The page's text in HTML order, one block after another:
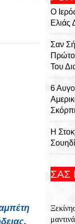
Ο
Ελιάς
Σαν
Του
6
Η
Στο
Το
ΣΑΣ